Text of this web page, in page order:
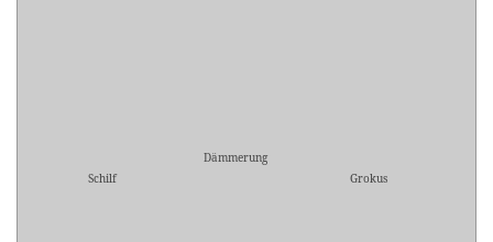
Schilf
Dämmerung
Grokus